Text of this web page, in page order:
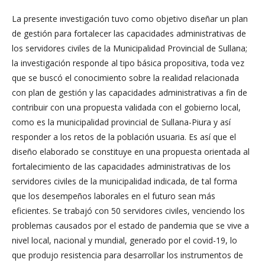
La presente investigación tuvo como objetivo diseñar un plan
de gestión para fortalecer las capacidades administrativas de
los servidores civiles de la Municipalidad Provincial de Sullana;
la investigación responde al tipo básica propositiva, toda vez
que se buscó el conocimiento sobre la realidad relacionada
con plan de gestión y las capacidades administrativas a fin de
contribuir con una propuesta validada con el gobierno local,
como es la municipalidad provincial de Sullana-Piura y así
responder a los retos de la población usuaria. Es así que el
diseño elaborado se constituye en una propuesta orientada al
fortalecimiento de las capacidades administrativas de los
servidores civiles de la municipalidad indicada, de tal forma
que los desempeños laborales en el futuro sean más
eficientes. Se trabajó con 50 servidores civiles, venciendo los
problemas causados por el estado de pandemia que se vive a
nivel local, nacional y mundial, generado por el covid-19, lo
que produjo resistencia para desarrollar los instrumentos de